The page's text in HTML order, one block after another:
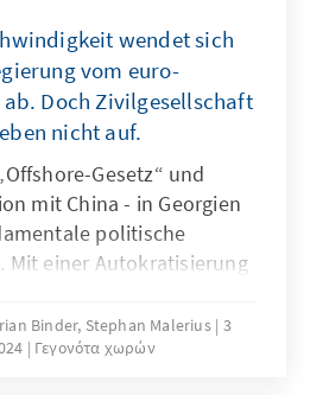
wendet sich
vom euro-
Doch Zivilgesellschaft
nicht auf.
Gesetz“ und
mit China - in Georgien
politische
Mit einer Autokratisierung
Traum“ den
Die überwältigend pro-
Binder, Stephan Malerius 3
Γεγονότα χωρών